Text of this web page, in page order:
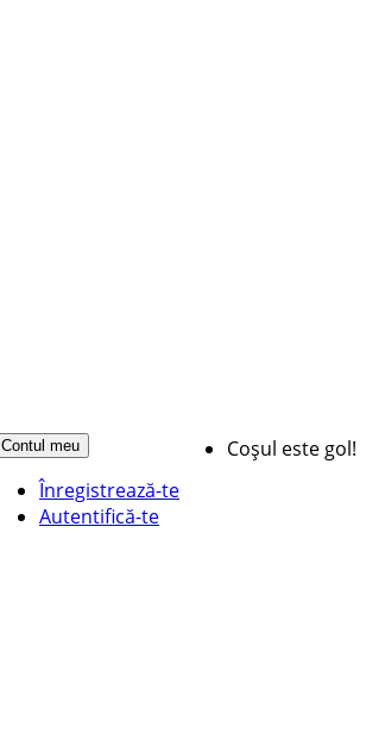
Coșul este gol!
Contul meu
Înregistrează-te
Autentifică-te